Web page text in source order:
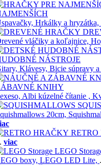
Hrkálky a hryzátka,
vláčiky a koľajnice,
NÁSTROJE
Klávesy, Bicie súpravy a
KNIHY
Albi kúzelné čítanie ,
20cm,
viac
LEGO
boxy, LEGO LED Lite,